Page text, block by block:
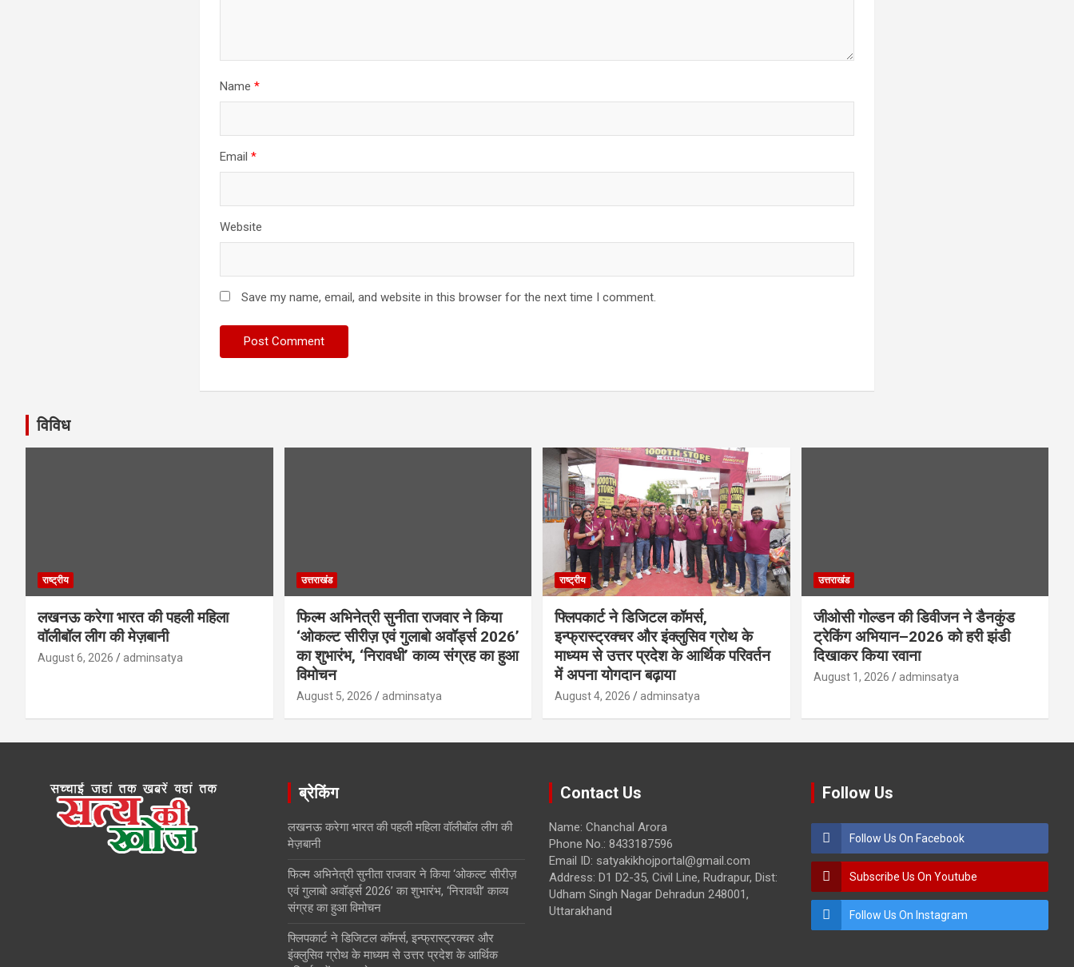
Name*
Email*
Website
Save my name, email, and website in this browser for the next time I comment.
विविध
राष्ट्रीय
लखनऊ करेगा भारत की पहली महिला
वॉलीबॉल लीग की मेज़बानी
August 6, 2026 adminsatya
उत्तराखंड
फिल्म अभिनेत्री सुनीता राजवार ने किया
‘ओकल्ट सीरीज़ एवं गुलाबो अवॉर्ड्स 2026’
का शुभारंभ, ‘निरावधी’ काव्य संग्रह का हुआ
विमोचन
August 5, 2026 adminsatya
राष्ट्रीय
फ्लिपकार्ट ने डिजिटल कॉमर्स,
इन्फ्रास्ट्रक्चर और इंक्लुसिव ग्रोथ के
माध्यम से उत्तर प्रदेश के आर्थिक परिवर्तन
में अपना योगदान बढ़ाया
August 4, 2026 adminsatya
उत्तराखंड
जीओसी गोल्डन की डिवीजन ने डैनकुंड
ट्रेकिंग अभियान–2026 को हरी झंडी
दिखाकर किया रवाना
August 1, 2026 adminsatya
ब्रेकिंग
लखनऊ करेगा भारत की पहली महिला वॉलीबॉल लीग की
मेज़बानी
फिल्म अभिनेत्री सुनीता राजवार ने किया ‘ओकल्ट सीरीज़
एवं गुलाबो अवॉर्ड्स 2026’ का शुभारंभ, ‘निरावधी’ काव्य
संग्रह का हुआ विमोचन
फ्लिपकार्ट ने डिजिटल कॉमर्स, इन्फ्रास्ट्रक्चर और
इंक्लुसिव ग्रोथ के माध्यम से उत्तर प्रदेश के आर्थिक
Contact Us
Name: Chanchal Arora
Phone No.: 8433187596
Email ID: satyakikhojportal@gmail.com
Address: D1 D2-35, Civil Line, Rudrapur, Dist:
Udham Singh Nagar Dehradun 248001,
Uttarakhand
Follow Us
Follow Us On Facebook
Subscribe Us On Youtube
Follow Us On Instagram